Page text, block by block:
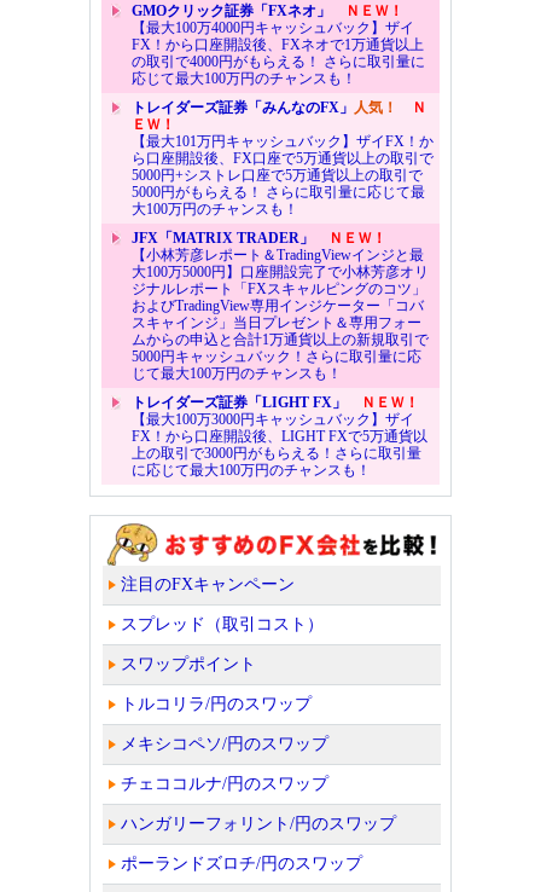
GMOクリック証券「FXネオ」
ＮＥＷ！
【最大100万4000円キャッシュバック】ザイ
FX！から口座開設後、FXネオで1万通貨以上
の取引で4000円がもらえる！ さらに取引量に
応じて最大100万円のチャンスも！
トレイダーズ証券「みんなのFX」 人気！
Ｎ
ＥＷ！
【最大101万円キャッシュバック】ザイFX！か
ら口座開設後、FX口座で5万通貨以上の取引で
5000円+シストレ口座で5万通貨以上の取引で
5000円がもらえる！ さらに取引量に応じて最
大100万円のチャンスも！
JFX「MATRIX TRADER」
ＮＥＷ！
【小林芳彦レポート＆TradingViewインジと最
大100万5000円】口座開設完了で小林芳彦オリ
ジナルレポート「FXスキャルピングのコツ」
およびTradingView専用インジケーター「コバ
スキャインジ」当日プレゼント＆専用フォー
ムからの申込と合計1万通貨以上の新規取引で
5000円キャッシュバック！さらに取引量に応
じて最大100万円のチャンスも！
トレイダーズ証券「LIGHT FX」
ＮＥＷ！
【最大100万3000円キャッシュバック】ザイ
FX！から口座開設後、LIGHT FXで5万通貨以
上の取引で3000円がもらえる！さらに取引量
に応じて最大100万円のチャンスも！
注目のFXキャンペーン
スプレッド（取引コスト）
スワップポイント
トルコリラ/円のスワップ
メキシコペソ/円のスワップ
チェココルナ/円のスワップ
ハンガリーフォリント/円のスワップ
ポーランドズロチ/円のスワップ